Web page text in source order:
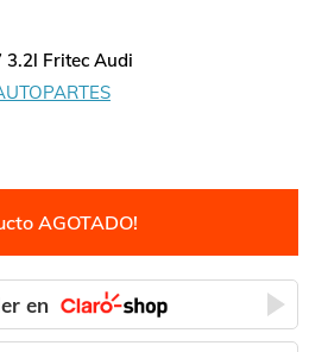
3.2l Fritec Audi
AGOTADO!
en